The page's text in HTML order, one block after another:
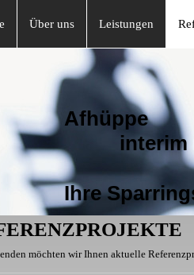
Über uns Leistungen
Afhüppe
interim
Ihre
möchten wir Ihnen aktuelle